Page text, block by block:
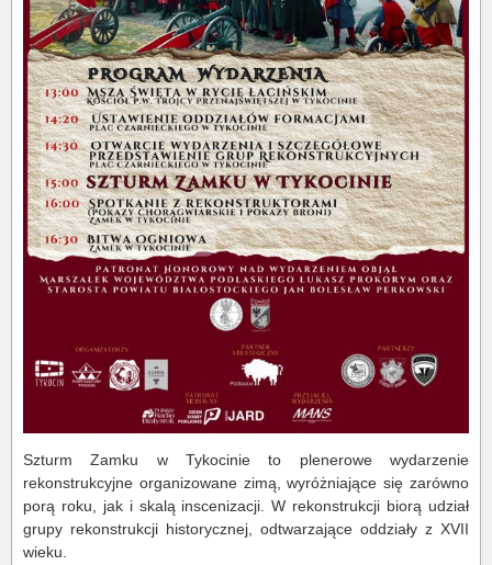
Szturm Zamku w Tykocinie to plenerowe wydarzenie
rekonstrukcyjne organizowane zimą, wyróżniające się zarówno
porą roku, jak i skalą inscenizacji. W rekonstrukcji biorą udział
grupy rekonstrukcji historycznej, odtwarzające oddziały z XVII
wieku.